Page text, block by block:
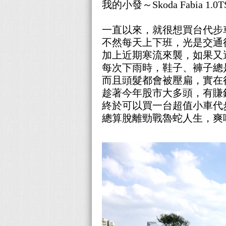
我的小發～ Skoda Fabia
一直以來，就很想買台代步
不然每天上下班，光是交
加上近期寒流來襲，如果
每次下雨時，鞋子、褲子
而且頭髮都會被壓扁，實在
趁著今年股市大多頭，有賺
終於可以買一台超值小車代
總算脫離勁戰魯蛇人生，爽